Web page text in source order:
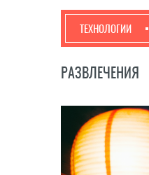
ТЕХНОЛОГИИ
РАЗВЛЕЧЕНИЯ